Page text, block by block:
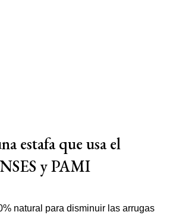
estafa que usa el
y PAMI